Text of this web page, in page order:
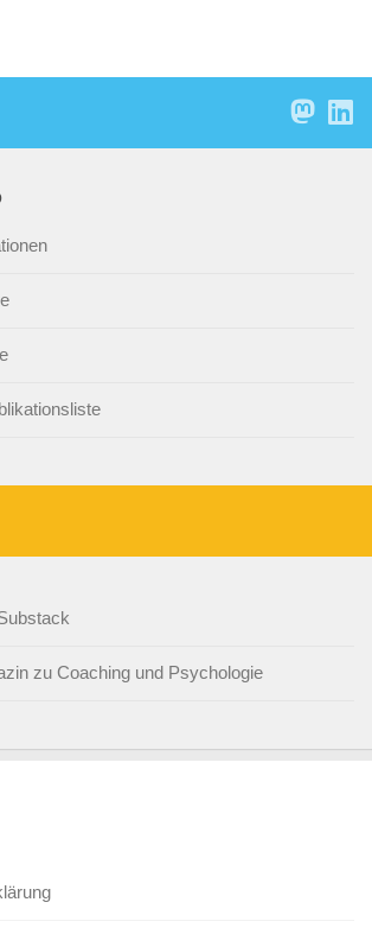
zu Coaching und Psychologie